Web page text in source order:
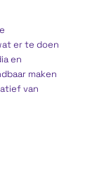
er te doen
en
maken
van